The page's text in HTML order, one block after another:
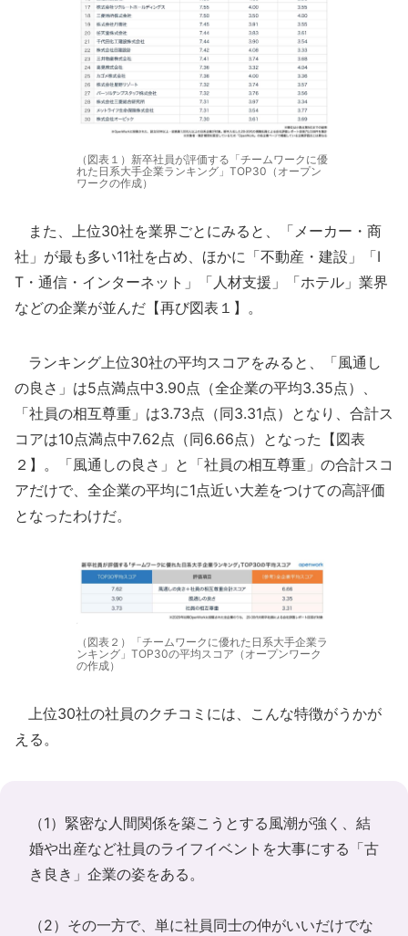
（図表１）新卒社員が評価する「チームワークに優
れた日系大手企業ランキング」TOP30（オープン
ワークの作成）
また、上位30社を業界ごとにみると、「メーカー・商
社」が最も多い11社を占め、ほかに「不動産・建設」「I
T・通信・インターネット」「人材支援」「ホテル」業界
などの企業が並んだ【再び図表１】。
ランキング上位30社の平均スコアをみると、「風通し
の良さ」は5点満点中3.90点（全企業の平均3.35点）、
「社員の相互尊重」は3.73点（同3.31点）となり、合計ス
コアは10点満点中7.62点（同6.66点）となった【図表
２】。「風通しの良さ」と「社員の相互尊重」の合計スコ
アだけで、全企業の平均に1点近い大差をつけての高評価
となったわけだ。
（図表２）「チームワークに優れた日系大手企業ラ
ンキング」TOP30の平均スコア（オープンワーク
の作成）
上位30社の社員のクチコミには、こんな特徴がうかが
える。
（1）緊密な人間関係を築こうとする風潮が強く、結
婚や出産など社員のライフイベントを大事にする「古
き良き」企業の姿をある。
（2）その一方で、単に社員同士の仲がいいだけでな